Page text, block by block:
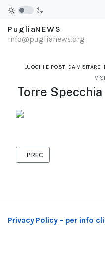
PugliaNEWS
info@puglianews.org
LUOGHI E POSTI DA VISITARE
Torre Specchia
ARTICOLO PRECEDENTE:
PREC
Privacy Policy - per info